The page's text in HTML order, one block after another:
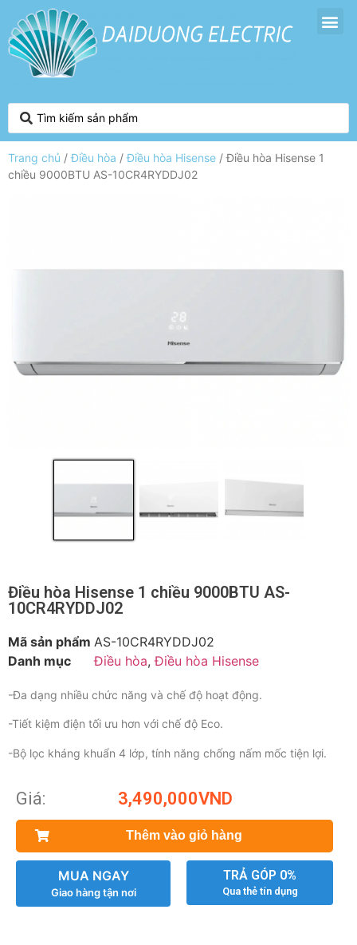
Trang chủ /Điều hòa /Điều hòa Hisense / Điều hòa Hisense 1
chiều 9000BTU AS-10CR4RYDDJ02
Điều hòa Hisense 1 chiều 9000BTU AS-
10CR4RYDDJ02
Mã sản phẩm AS-10CR4RYDDJ02
Danh mục
Điều hòa,Điều hòa Hisense
-Đa dạng nhiều chức năng và chế độ hoạt động.
-Tiết kiệm điện tối ưu hơn với chế độ Eco.
-Bộ lọc kháng khuẩn 4 lớp, tính năng chống nấm mốc tiện lợi.
Giá: 3,490,000VND
Thêm vào giỏ hàng
MUA NGAY
Giao hàng tận nơi
TRẢ GÓP 0%
Qua thẻ tín dụng